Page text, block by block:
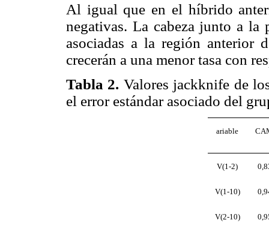
Al igual que en el híbrido
negativas. La cabeza junto a la
asociadas a la región anterior
crecerán a una menor tasa con
Tabla 2. Valores jackknife de
el error estándar asociado del
ariable
V(1-2)
V(1-10)
V(2-10)